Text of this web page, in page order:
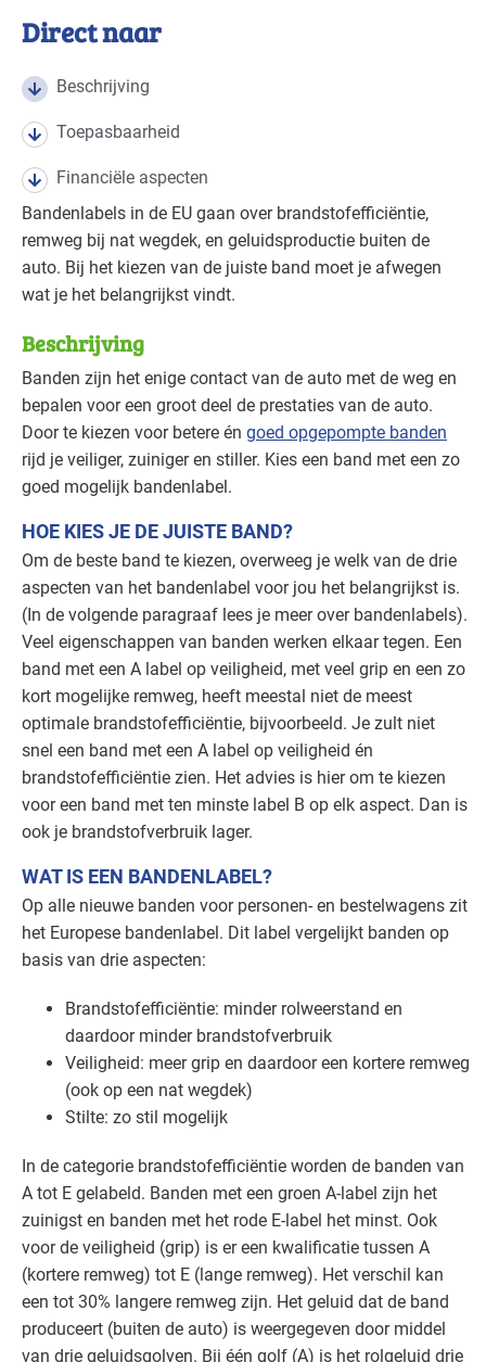
Toepasbaar voor branches
branches
Autobranche - autoschadeherstel
Autobranche - garage en handel
Bouw - bouw/infra Basis
Bouw - gemeentewerven Gevorderd
Bouw - installatiebedrijven
Bouw - schilders en onderhoud Basis
Bouwmaterialen - beton Gevorderd
Datacenters Basis
Grafische industrie Gevorderd
Handel en distributie
Industrie - hout en meubel Gevorderd
Industrie - metalektro Gevorderd
Industrie - papier en karton(waren) Gevorderd
Industrie - verf en drukinkt Gevorderd
Kantoren Basis
Landbouw - land- en tuinbouw Gevorderd
Landbouw - veeteelt Gevorderd
Natwasserijen Gevorderd
Onderwijs Gevorderd
Overige branches Gevorderd
Voedingsindustrie - brood en banket Gevorderd
Voedingsindustrie - overig Gevorderd
Direct naar
Beschrijving
Toepasbaarheid
Financiële aspecten
Bandenlabels in de EU gaan over brandstofefficiëntie,
remweg bij nat wegdek, en geluidsproductie buiten de
auto. Bij het kiezen van de juiste band moet je afwegen
wat je het belangrijkst vindt.
Beschrijving
Banden zijn het enige contact van de auto met de weg en
bepalen voor een groot deel de prestaties van de auto.
Door te kiezen voor betere én goed opgepompte banden
rijd je veiliger, zuiniger en stiller. Kies een band met een zo
goed mogelijk bandenlabel.
HOE KIES JE DE JUISTE BAND?
Om de beste band te kiezen, overweeg je welk van de drie
aspecten van het bandenlabel voor jou het belangrijkst is.
(In de volgende paragraaf lees je meer over bandenlabels).
Veel eigenschappen van banden werken elkaar tegen. Een
band met een A label op veiligheid, met veel grip en een zo
kort mogelijke remweg, heeft meestal niet de meest
optimale brandstofefficiëntie, bijvoorbeeld. Je zult niet
snel een band met een A label op veiligheid én
brandstofefficiëntie zien. Het advies is hier om te kiezen
voor een band met ten minste label B op elk aspect. Dan is
ook je brandstofverbruik lager.
WAT IS EEN BANDENLABEL?
Op alle nieuwe banden voor personen- en bestelwagens zit
het Europese bandenlabel. Dit label vergelijkt banden op
basis van drie aspecten:
Brandstofefficiëntie: minder rolweerstand en
daardoor minder brandstofverbruik
Veiligheid: meer grip en daardoor een kortere remweg
(ook op een nat wegdek)
Stilte: zo stil mogelijk
In de categorie brandstofefficiëntie worden de banden van
A tot E gelabeld. Banden met een groen A-label zijn het
zuinigst en banden met het rode E-label het minst. Ook
voor de veiligheid (grip) is er een kwalificatie tussen A
(kortere remweg) tot E (lange remweg). Het verschil kan
een tot 30% langere remweg zijn. Het geluid dat de band
produceert (buiten de auto) is weergegeven door middel
van drie geluidsgolven. Bij één golf (A) is het rolgeluid drie